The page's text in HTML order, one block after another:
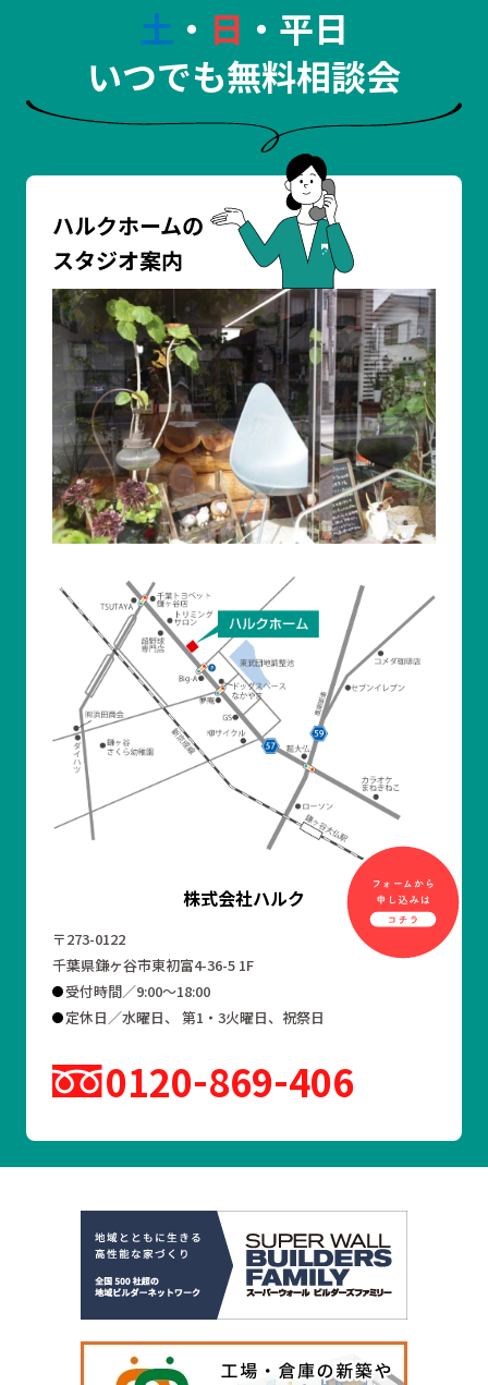
土 ・ 日 ・平日
いつでも無料相談会
ハルクホームの
スタジオ案内
株式会社ハルク
〒273-0122
千葉県鎌ヶ谷市東初富4-36-5 1F
受付時間／9:00～18:00
定休日／水曜日、 第1・3火曜日、祝祭日
0120 869 406